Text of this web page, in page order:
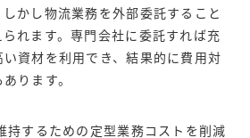
かし物流業務を外部委託すること
れます。専門会社に委託すれば充
資材を利用でき、結果的に費用対
ります。
持するための定型業務コストを削減